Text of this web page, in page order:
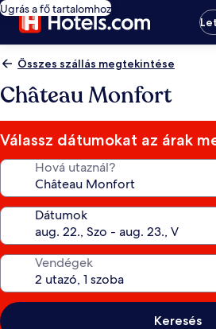
Ugrás a fő tartalomhoz
Összes szállás megtekintése
Château Monfort
Válassz dátumokat az árak
Hová utaznál?
Dátumok
Vendégek
Keresés